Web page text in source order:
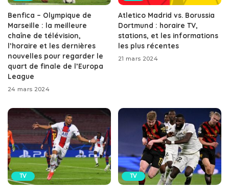
Benfica – Olympique de
Marseille : la meilleure
chaîne de télévision,
l’horaire et les dernières
nouvelles pour regarder le
quart de finale de l’Europa
League
24 mars 2024
Atletico Madrid vs. Borussia
Dortmund : horaire TV,
stations, et les informations
les plus récentes
21 mars 2024
TV TV